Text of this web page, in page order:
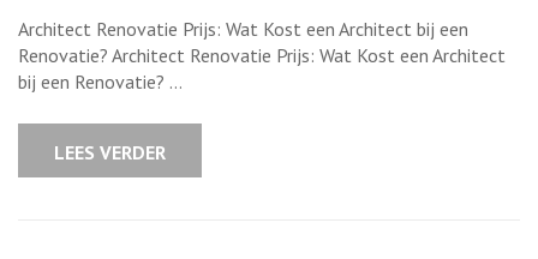
van
een
Architect
Architect Renovatie Prijs: Wat Kost een Architect bij een
Renovatie? Architect Renovatie Prijs: Wat Kost een Architect
bij een Renovatie? …
LEES VERDER